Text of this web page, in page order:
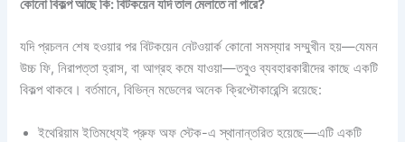
কোনো বিকল্প আছে কি: বিটকয়েন যদি তাল মেলাতে না পারে?
যদি প্রচলন শেষ হওয়ার পর বিটকয়েন নেটওয়ার্ক কোনো সমস্যার সম্মুখীন হয়—যেমন
উচ্চ ফি, নিরাপত্তা হ্রাস, বা আগ্রহ কমে যাওয়া—তবুও ব্যবহারকারীদের কাছে একটি
বিকল্প থাকবে। বর্তমানে, বিভিন্ন মডেলের অনেক ক্রিপ্টোকারেন্সি রয়েছে:
ইথেরিয়াম ইতিমধ্যেই প্রুফ অফ স্টেক-এ স্থানান্তরিত হয়েছে—এটি একটি